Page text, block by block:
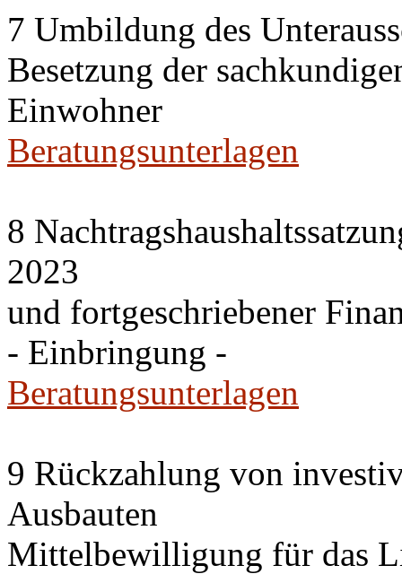
7 Umbildung des
Besetzung der
Einwohner
Beratungsunterlagen
8
2023
und fortgeschriebener
- Einbringung -
Beratungsunterlagen
9 Rückzahlung von
Ausbauten
Mittelbewilligung für das